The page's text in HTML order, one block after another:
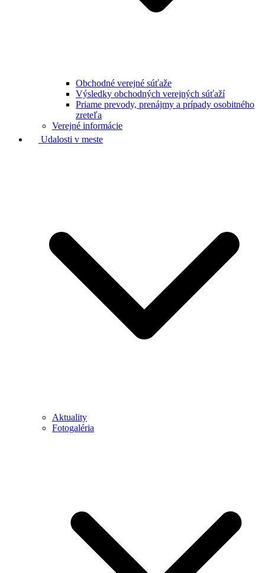
Obchodné verejné súťaže
Výsledky obchodných verejných súťaží
Priame prevody, prenájmy a prípady osobitného
zreteľa
Verejné informácie
Udalosti v meste
Aktuality
Fotogaléria